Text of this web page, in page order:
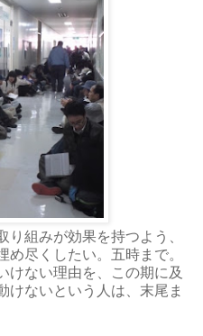
組みが効果を持つよう、
め尽くしたい。五時まで。
けない理由を、この期に及
けないという人は、末尾ま